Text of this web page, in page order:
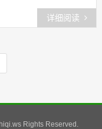
详细阅读
Rights Reserved.